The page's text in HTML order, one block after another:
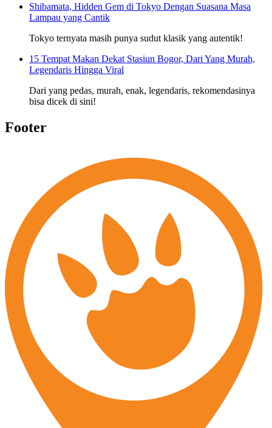
Shibamata, Hidden Gem di Tokyo Dengan Suasana Masa
Lampau yang Cantik
Tokyo ternyata masih punya sudut klasik yang autentik!
15 Tempat Makan Dekat Stasiun Bogor, Dari Yang Murah,
Legendaris Hingga Viral
Dari yang pedas, murah, enak, legendaris, rekomendasinya
bisa dicek di sini!
Footer